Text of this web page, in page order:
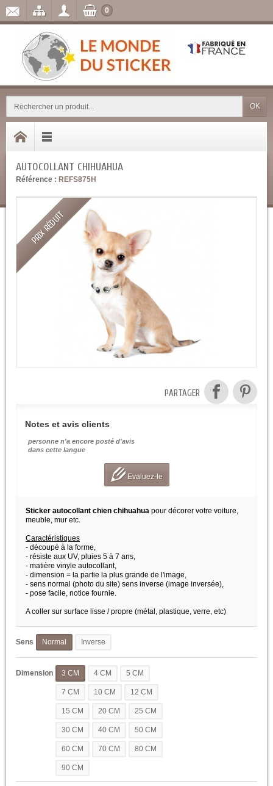
OK
0
AUTOCOLLANT CHIHUAHUA
Référence : REFS875H
PRIX RÉDUIT
PARTAGER
Notes et avis clients
personne n'a encore posté d'avis
dans cette langue
Evaluez-le
Sticker autocollant chien chihuahua pour décorer votre voiture,
meuble, mur etc.
Caractéristiques
- découpé à la forme,
- résiste aux UV, pluies 5 à 7 ans,
- matière vinyle autocollant,
- dimension = la partie la plus grande de l'image,
- sens normal (photo du site) sens inverse (image inversée),
- pose facile, notice fournie.
A coller sur surface lisse / propre (métal, plastique, verre, etc)
Sens Normal Inverse
Dimension 3 CM 4 CM 5 CM
7 CM 10 CM 12 CM
15 CM 20 CM 25 CM
30 CM 40 CM 50 CM
60 CM 70 CM 80 CM
90 CM